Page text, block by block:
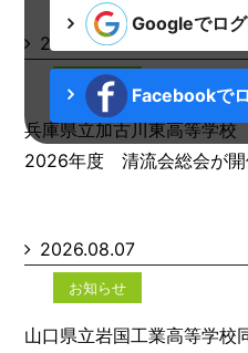
Googleでロ
Facebookで
2026.08.07
お知らせ
兵庫県立加古川東高等学
2026年度 清流会総
2026.08.07
お知らせ
山口県立岩国工業高等学校